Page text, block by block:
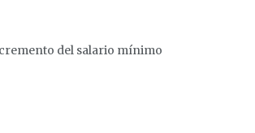
del salario mínimo